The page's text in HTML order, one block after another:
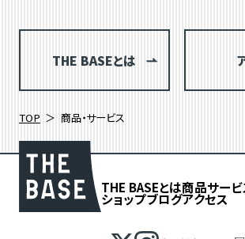
THE BASEとは
TOP 商品・サービス
THE BASEとは商品サービ
ショップブログアクセス